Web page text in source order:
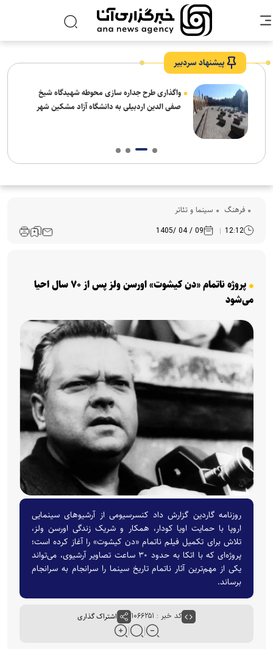
پیشنهاد سردبیر
واگذاری طرح جداره سازی محوطه شهیدگاه شیخ
صفی الدین اردبیلی به دانشگاه آزاد مشکین شهر
فرهنگ‌ سینما و تئاتر
12:12
09 / 04 /1405
پروژه ناتمام «دن کیشوت» اورسن ولز پس از ۷۰ سال احیا
می‌شود
روزنامه گاردین گزارش داد کنسرسیومی از آرشیوهای سینمایی
اروپا با حمایت اویا کودار، همکار و شریک زندگی اورسن ولز،
تلاش برای تکمیل فیلم ناتمام «دن کیشوت» را آغاز کرده است؛
پروژه‌ای که با اتکا به حدود ۳۰ ساعت تصاویر آرشیوی، می‌تواند
یکی از مهم‌ترین آثار ناتمام تاریخ سینما را سرانجام به سرانجام
برساند.
کد خبر : ۱۰۶۶۲۵۱ اشتراک گذاری